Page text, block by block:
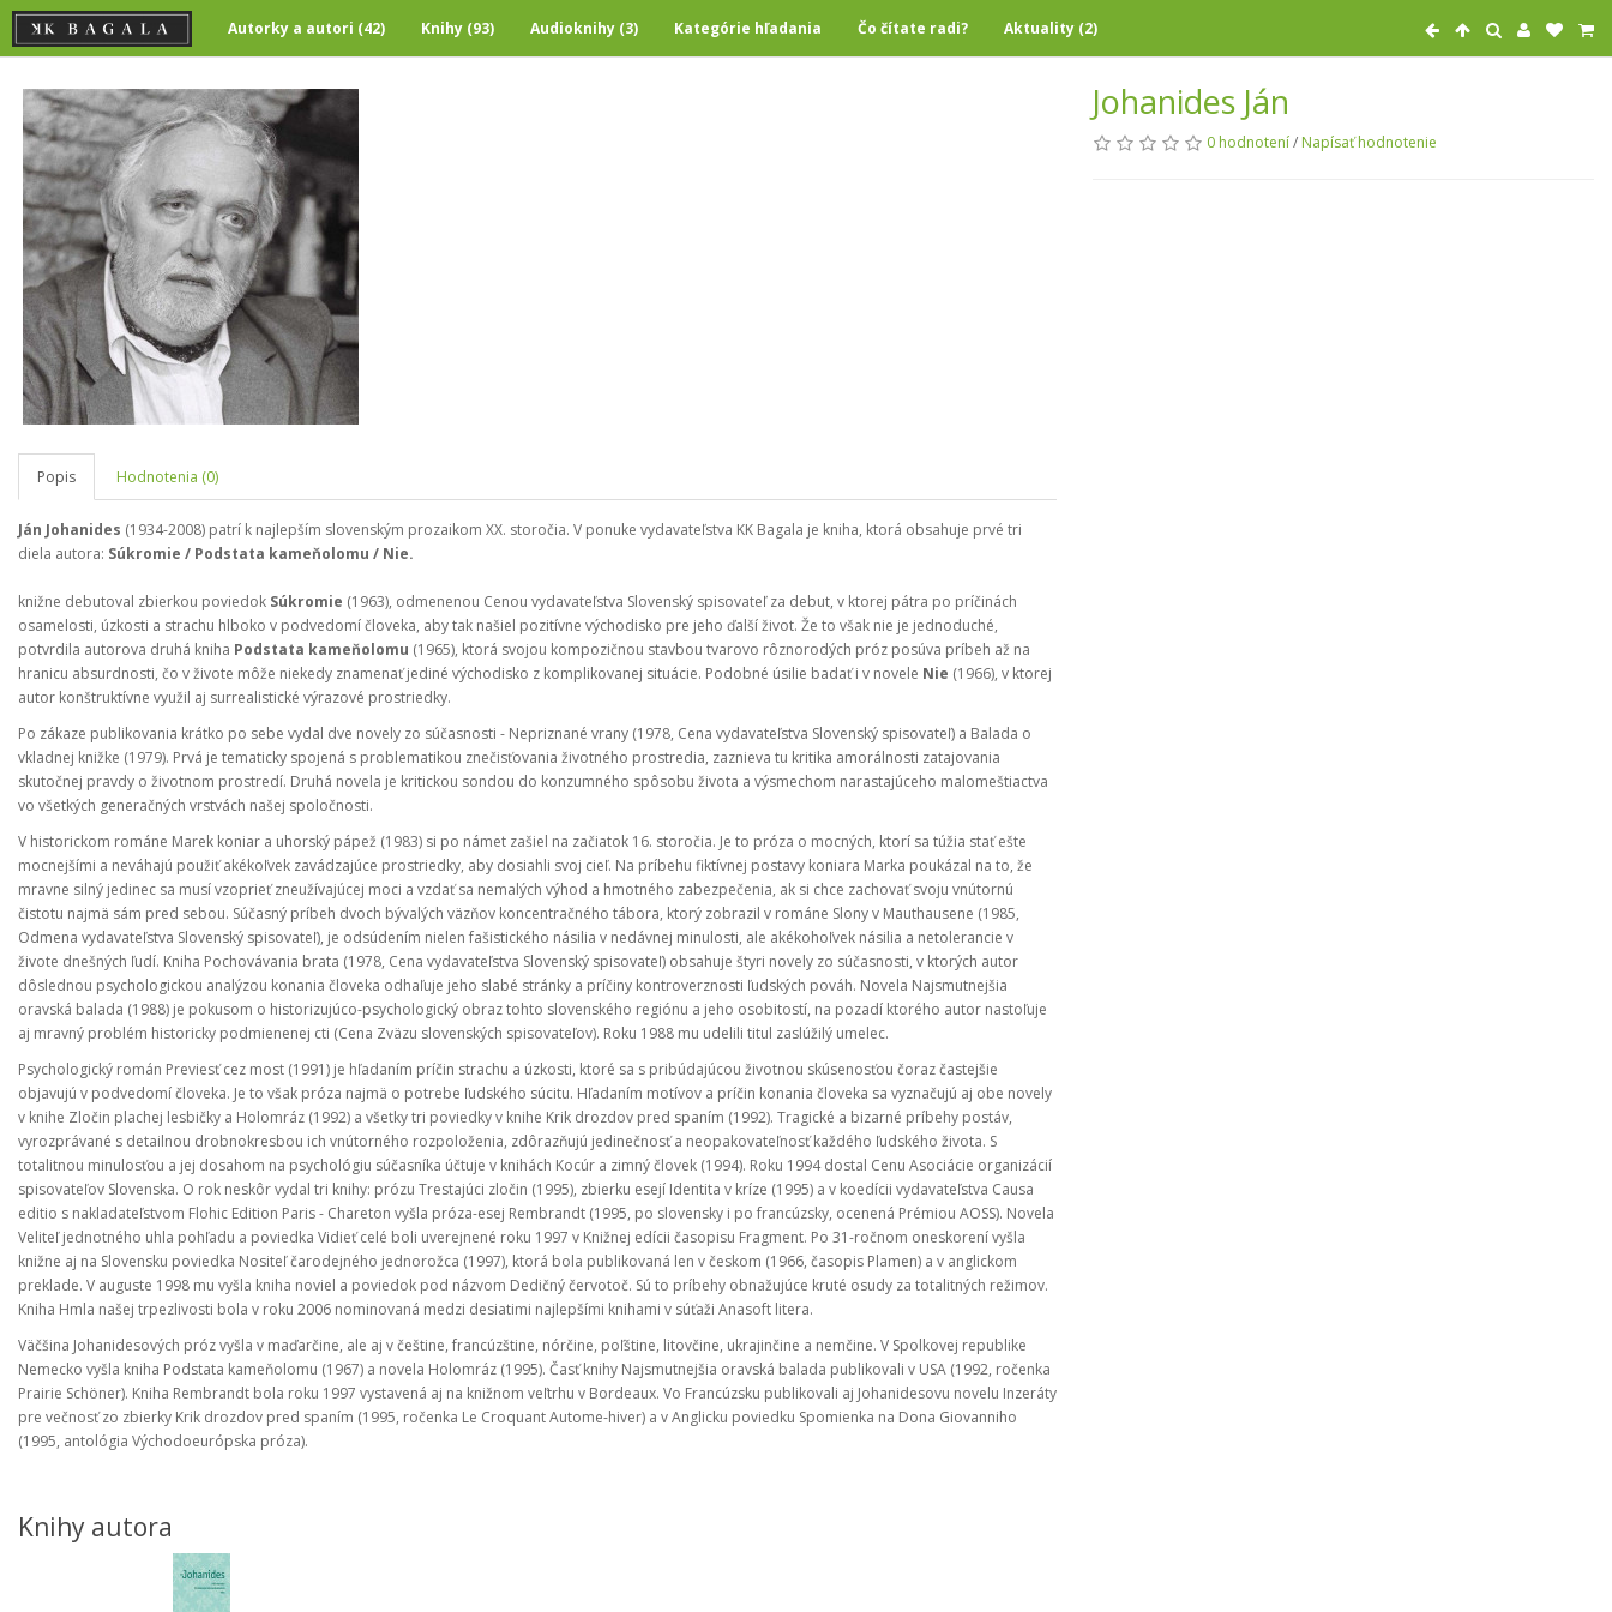
Autorky a autori (42) Knihy (93) Audioknihy (3) Kategórie hľadania Čo čítate radi? Aktuality (2)
Popis Hodnotenia (0)
Ján Johanides (1934-2008) patrí k najlepším slovenským prozaikom XX. storočia. V ponuke vydavateľstva KK Bagala je kniha, ktorá obsahuje prvé tri
diela autora: Súkromie / Podstata kameňolomu / Nie.
knižne debutoval zbierkou poviedok Súkromie (1963), odmenenou Cenou vydavateľstva Slovenský spisovateľ za debut, v ktorej pátra po príčinách
osamelosti, úzkosti a strachu hlboko v podvedomí človeka, aby tak našiel pozitívne východisko pre jeho ďalší život. Že to však nie je jednoduché,
potvrdila autorova druhá kniha Podstata kameňolomu (1965), ktorá svojou kompozičnou stavbou tvarovo rôznorodých próz posúva príbeh až na
hranicu absurdnosti, čo v živote môže niekedy znamenať jediné východisko z komplikovanej situácie. Podobné úsilie badať i v novele Nie (1966), v ktorej
autor konštruktívne využil aj surrealistické výrazové prostriedky.
Po zákaze publikovania krátko po sebe vydal dve novely zo súčasnosti - Nepriznané vrany (1978, Cena vydavateľstva Slovenský spisovateľ) a Balada o
vkladnej knižke (1979). Prvá je tematicky spojená s problematikou znečisťovania životného prostredia, zaznieva tu kritika amorálnosti zatajovania
skutočnej pravdy o životnom prostredí. Druhá novela je kritickou sondou do konzumného spôsobu života a výsmechom narastajúceho malomeštiactva
vo všetkých generačných vrstvách našej spoločnosti.
V historickom románe Marek koniar a uhorský pápež (1983) si po námet zašiel na začiatok 16. storočia. Je to próza o mocných, ktorí sa túžia stať ešte
mocnejšími a neváhajú použiť akékoľvek zavádzajúce prostriedky, aby dosiahli svoj cieľ. Na príbehu fiktívnej postavy koniara Marka poukázal na to, že
mravne silný jedinec sa musí vzoprieť zneužívajúcej moci a vzdať sa nemalých výhod a hmotného zabezpečenia, ak si chce zachovať svoju vnútornú
čistotu najmä sám pred sebou. Súčasný príbeh dvoch bývalých väzňov koncentračného tábora, ktorý zobrazil v románe Slony v Mauthausene (1985,
Odmena vydavateľstva Slovenský spisovateľ), je odsúdením nielen fašistického násilia v nedávnej minulosti, ale akékohoľvek násilia a netolerancie v
živote dnešných ľudí. Kniha Pochovávania brata (1978, Cena vydavateľstva Slovenský spisovateľ) obsahuje štyri novely zo súčasnosti, v ktorých autor
dôslednou psychologickou analýzou konania človeka odhaľuje jeho slabé stránky a príčiny kontroverznosti ľudských pováh. Novela Najsmutnejšia
oravská balada (1988) je pokusom o historizujúco-psychologický obraz tohto slovenského regiónu a jeho osobitostí, na pozadí ktorého autor nastoľuje
aj mravný problém historicky podmienenej cti (Cena Zväzu slovenských spisovateľov). Roku 1988 mu udelili titul zaslúžilý umelec.
Psychologický román Previesť cez most (1991) je hľadaním príčin strachu a úzkosti, ktoré sa s pribúdajúcou životnou skúsenosťou čoraz častejšie
objavujú v podvedomí človeka. Je to však próza najmä o potrebe ľudského súcitu. Hľadaním motívov a príčin konania človeka sa vyznačujú aj obe novely
v knihe Zločin plachej lesbičky a Holomráz (1992) a všetky tri poviedky v knihe Krik drozdov pred spaním (1992). Tragické a bizarné príbehy postáv,
vyrozprávané s detailnou drobnokresbou ich vnútorného rozpoloženia, zdôrazňujú jedinečnosť a neopakovateľnosť každého ľudského života. S
totalitnou minulosťou a jej dosahom na psychológiu súčasníka účtuje v knihách Kocúr a zimný človek (1994). Roku 1994 dostal Cenu Asociácie organizácií
spisovateľov Slovenska. O rok neskôr vydal tri knihy: prózu Trestajúci zločin (1995), zbierku esejí Identita v kríze (1995) a v koedícii vydavateľstva Causa
editio s nakladateľstvom Flohic Edition Paris - Chareton vyšla próza-esej Rembrandt (1995, po slovensky i po francúzsky, ocenená Prémiou AOSS). Novela
Veliteľ jednotného uhla pohľadu a poviedka Vidieť celé boli uverejnené roku 1997 v Knižnej edícii časopisu Fragment. Po 31-ročnom oneskorení vyšla
knižne aj na Slovensku poviedka Nositeľ čarodejného jednorožca (1997), ktorá bola publikovaná len v českom (1966, časopis Plamen) a v anglickom
preklade. V auguste 1998 mu vyšla kniha noviel a poviedok pod názvom Dedičný červotoč. Sú to príbehy obnažujúce kruté osudy za totalitných režimov.
Kniha Hmla našej trpezlivosti bola v roku 2006 nominovaná medzi desiatimi najlepšími knihami v súťaži Anasoft litera.
Väčšina Johanidesových próz vyšla v maďarčine, ale aj v češtine, francúzštine, nórčine, poľštine, litovčine, ukrajinčine a nemčine. V Spolkovej republike
Nemecko vyšla kniha Podstata kameňolomu (1967) a novela Holomráz (1995). Časť knihy Najsmutnejšia oravská balada publikovali v USA (1992, ročenka
Prairie Schöner). Kniha Rembrandt bola roku 1997 vystavená aj na knižnom veľtrhu v Bordeaux. Vo Francúzsku publikovali aj Johanidesovu novelu Inzeráty
pre večnosť zo zbierky Krik drozdov pred spaním (1995, ročenka Le Croquant Autome-hiver) a v Anglicku poviedku Spomienka na Dona Giovanniho
(1995, antológia Východoeurópska próza).
Johanides Ján
0 hodnotení/ Napísať hodnotenie
Knihy autora